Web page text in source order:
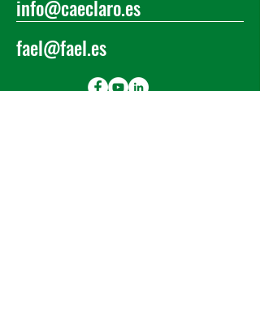
info@caeclaro.es
fael@fael.es